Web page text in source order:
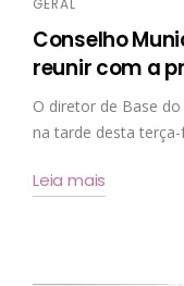
GERAL
Conselho
reunir com a
O diretor de Base do
na tarde desta
Leia mais